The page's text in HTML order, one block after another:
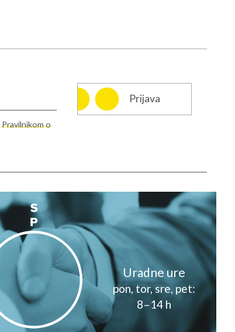
Pravilnikom o
Prijava
Uradne ure
pon, tor, sre, pet:
8–14 h